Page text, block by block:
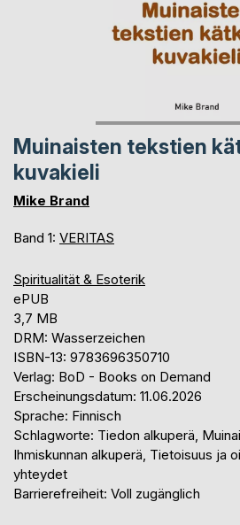
Muinaisten tekstien
kuvakieli
Mike Brand
Band 1: VERITAS
Spiritualität & Esoterik
ePUB
3,7 MB
DRM: Wasserzeichen
ISBN-13: 9783696350710
Verlag: BoD - Books on Demand
Erscheinungsdatum: 11.06.2026
Sprache: Finnisch
Schlagworte: Tiedon alkuperä,
Ihmiskunnan alkuperä, Tietoisuus ja
yhteydet
Barrierefreiheit: Voll zugänglich